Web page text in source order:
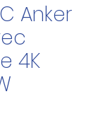
Anker
4K